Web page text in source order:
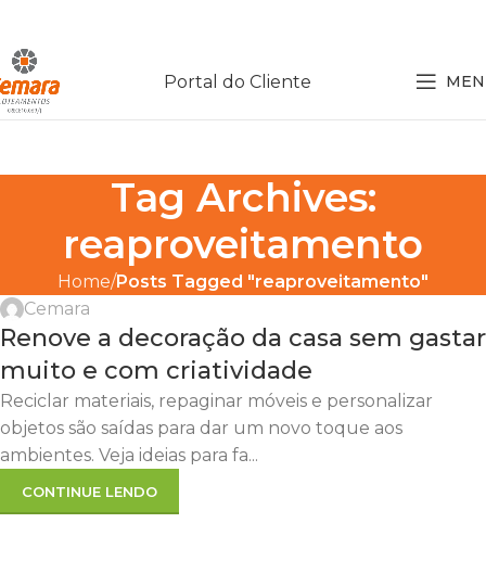
Portal do Cliente
Tag Archives:
reaproveitamento
Home Posts Tagged "reaproveitamento"
Cemara
Renove a decoração da casa sem gastar
muito e com criatividade
Reciclar materiais, repaginar móveis e personalizar
objetos são saídas para dar um novo toque aos
ambientes. Veja ideias para fa...
CONTINUE LENDO